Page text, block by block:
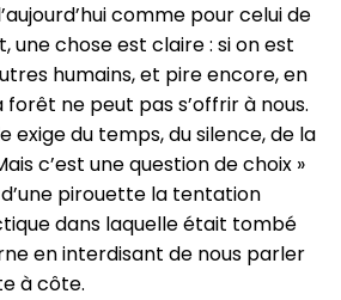
comme pour celui de
une chose est claire : si on est
humains, et pire encore, en
ne peut pas s’offrir à nous.
exige du temps, du silence, de la
c’est une question de choix »
pirouette la tentation
dans laquelle était tombé
en interdisant de nous parler
à côte.